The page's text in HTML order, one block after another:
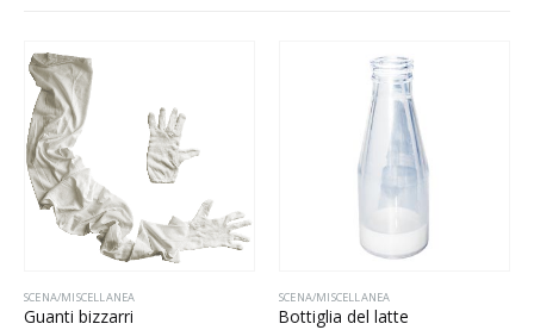
SCENA/MISCELLANEA
Guanti bizzarri
SCENA/MISCELLANEA
Bottiglia del latte